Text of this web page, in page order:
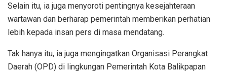
Selain itu, ia juga menyoroti pentingnya kesejahteraan
wartawan dan berharap pemerintah memberikan perhatian
lebih kepada insan pers di masa mendatang.
Tak hanya itu, ia juga mengingatkan Organisasi Perangkat
Daerah (OPD) di lingkungan Pemerintah Kota Balikpapan